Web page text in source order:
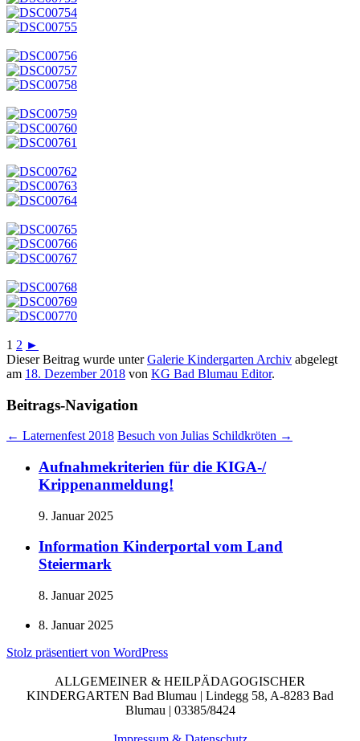
1 2 ►
Dieser Beitrag wurde unterGalerie Kindergarten Archiv abgelegt
am 18. Dezember 2018 von KG Bad Blumau Editor.
Beitrags-Navigation
← Laternenfest 2018 Besuch von Julias Schildkröten →
Aufnahmekriterien für die KIGA-/
Krippenanmeldung!
9. Januar 2025
Information Kinderportal vom Land
Steiermark
8. Januar 2025
8. Januar 2025
Stolz präsentiert von WordPress
ALLGEMEINER & HEILPÄDAGOGISCHER
KINDERGARTEN Bad Blumau | Lindegg 58, A-8283 Bad
Blumau | 03385/8424